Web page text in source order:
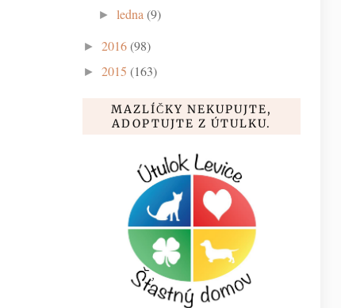
►ledna (9)
► 2016(98)
► 2015 (163)
MAZLÍČKY NEKUPUJTE,
ADOPTUJTE Z ÚTULKU.